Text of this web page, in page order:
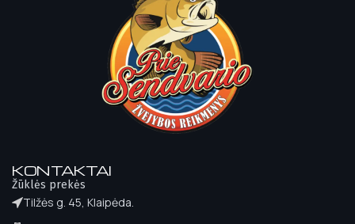
KONTAKTAI
Žūklės prekės
Tilžės g. 45, Klaipėda.